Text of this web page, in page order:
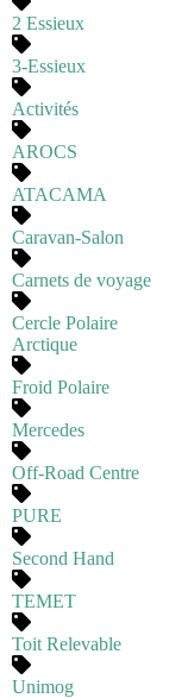
2 Essieux
3-Essieux
Activités
AROCS
ATACAMA
Caravan-Salon
Carnets de voyage
Cercle Polaire
Arctique
Froid Polaire
Mercedes
Off-Road Centre
PURE
Second Hand
TEMET
Toit Relevable
Unimog